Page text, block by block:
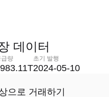
데이터
급량 초기 발행
2024-05-10
으로 거래하기